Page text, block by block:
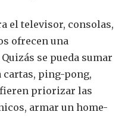
el televisor, consolas,
ofrecen una
se pueda sumar
cartas, ping-pong,
priorizar las
armar un home-